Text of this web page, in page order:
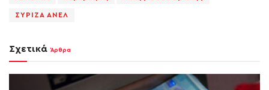
ΣΥΡΙΖΑ ΑΝΕΛ
Σχετικά Άρθρα